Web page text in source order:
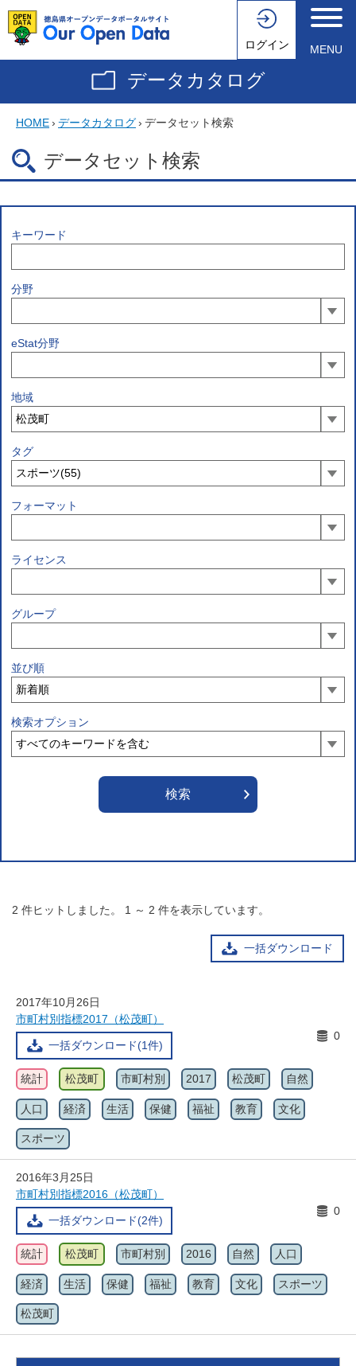
ログイン MENU
データカタログ
HOME› データカタログ› データセット検索
データセット検索
キーワード
分野
eStat分野
地域
タグ
フォーマット
ライセンス
グループ
並び順
検索オプション
2 件ヒットしました。 1 ～ 2 件を表示しています。
一括ダウンロード
2017年10月26日
市町村別指標2017（松茂町）
一括ダウンロード(1件)
0
統計 松茂町 市町村別 2017 松茂町 自然
人口 経済 生活 保健 福祉 教育 文化
スポーツ
2016年3月25日
市町村別指標2016（松茂町）
一括ダウンロード(2件)
0
統計 松茂町 市町村別 2016 自然 人口
経済 生活 保健 福祉 教育 文化 スポーツ
松茂町